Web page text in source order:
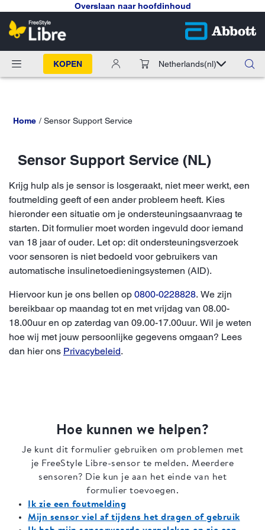
Overslaan naar hoofdinhoud
KOPEN Netherlands(nl)
Home Sensor Support Service
Sensor Support Service (NL)
Krijg hulp als je sensor is losgeraakt, niet meer werkt, een
foutmelding geeft of een ander probleem heeft. Kies
hieronder een situatie om je ondersteuningsaanvraag te
starten. Dit formulier moet worden ingevuld door iemand
van 18 jaar of ouder. Let op: dit ondersteuningsverzoek
voor sensoren is niet bedoeld voor gebruikers van
automatische insulinetoedieningsystemen (AID).
Hiervoor kun je ons bellen op 0800-0228828. We zijn
bereikbaar op maandag tot en met vrijdag van 08.00-
18.00uur en op zaterdag van 09.00-17.00uur. Wil je weten
hoe wij met jouw persoonlijke gegevens omgaan? Lees
dan hier ons Privacybeleid.